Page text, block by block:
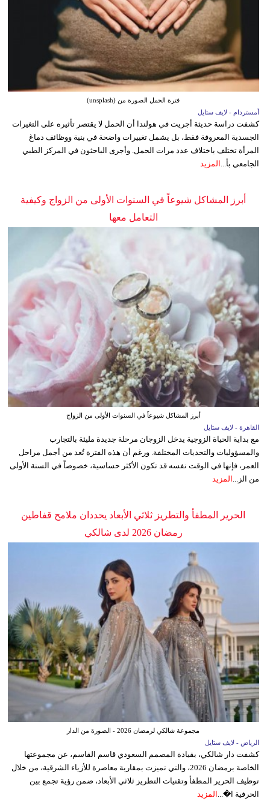
فترة الحمل الصورة من (unsplash)
أمستردام - لايف ستايل
كشفت دراسة حديثة أجريت في هولندا أن الحمل لا يقتصر تأثيره على التغيرات
الجسدية المعروفة فقط، بل يشمل تغييرات واضحة في بنية ووظائف دماغ
المرأة تختلف باختلاف عدد مرات الحمل. وأجرى الباحثون في المركز الطبي
الجامعي بأ... المزيد
أبرز المشاكل شيوعاً في السنوات الأولى من الزواج وكيفية
التعامل معها
أبرز المشاكل شيوعاً في السنوات الأولى من الزواج
القاهرة - لايف ستايل
مع بداية الحياة الزوجية يدخل الزوجان مرحلة جديدة مليئة بالتجارب
والمسؤوليات والتحديات المختلفة. ورغم أن هذه الفترة تُعد من أجمل مراحل
العمر، فإنها في الوقت نفسه قد تكون الأكثر حساسية، خصوصاً في السنة الأولى
من الز...
المزيد
الحرير المطفأ والتطريز ثلاثي الأبعاد يحددان ملامح قفاطين
رمضان 2026 لدى شالكي
مجموعة شالكي لرمضان 2026 - الصورة من الدار
الرياض - لايف ستايل
كشفت دار شالكي، بقيادة المصمم السعودي قاسم القاسم، عن مجموعتها
الخاصة برمضان 2026، والتي تميزت بمقاربة معاصرة للأزياء الشرقية، من خلال
توظيف الحرير المطفأ وتقنيات التطريز ثلاثي الأبعاد، ضمن رؤية تجمع بين
الحرفية ا�... المزيد